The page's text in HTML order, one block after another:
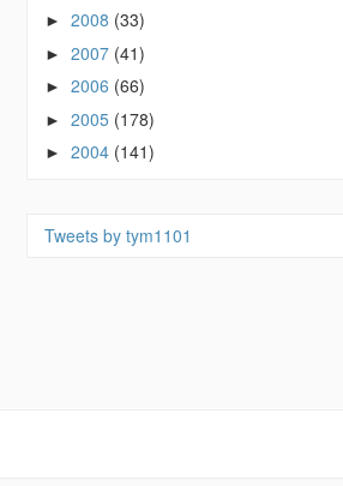
►2008 (33)
►2007 (41)
►2006 (66)
►2005 (178)
►2004 (141)
Tweets by tym1101